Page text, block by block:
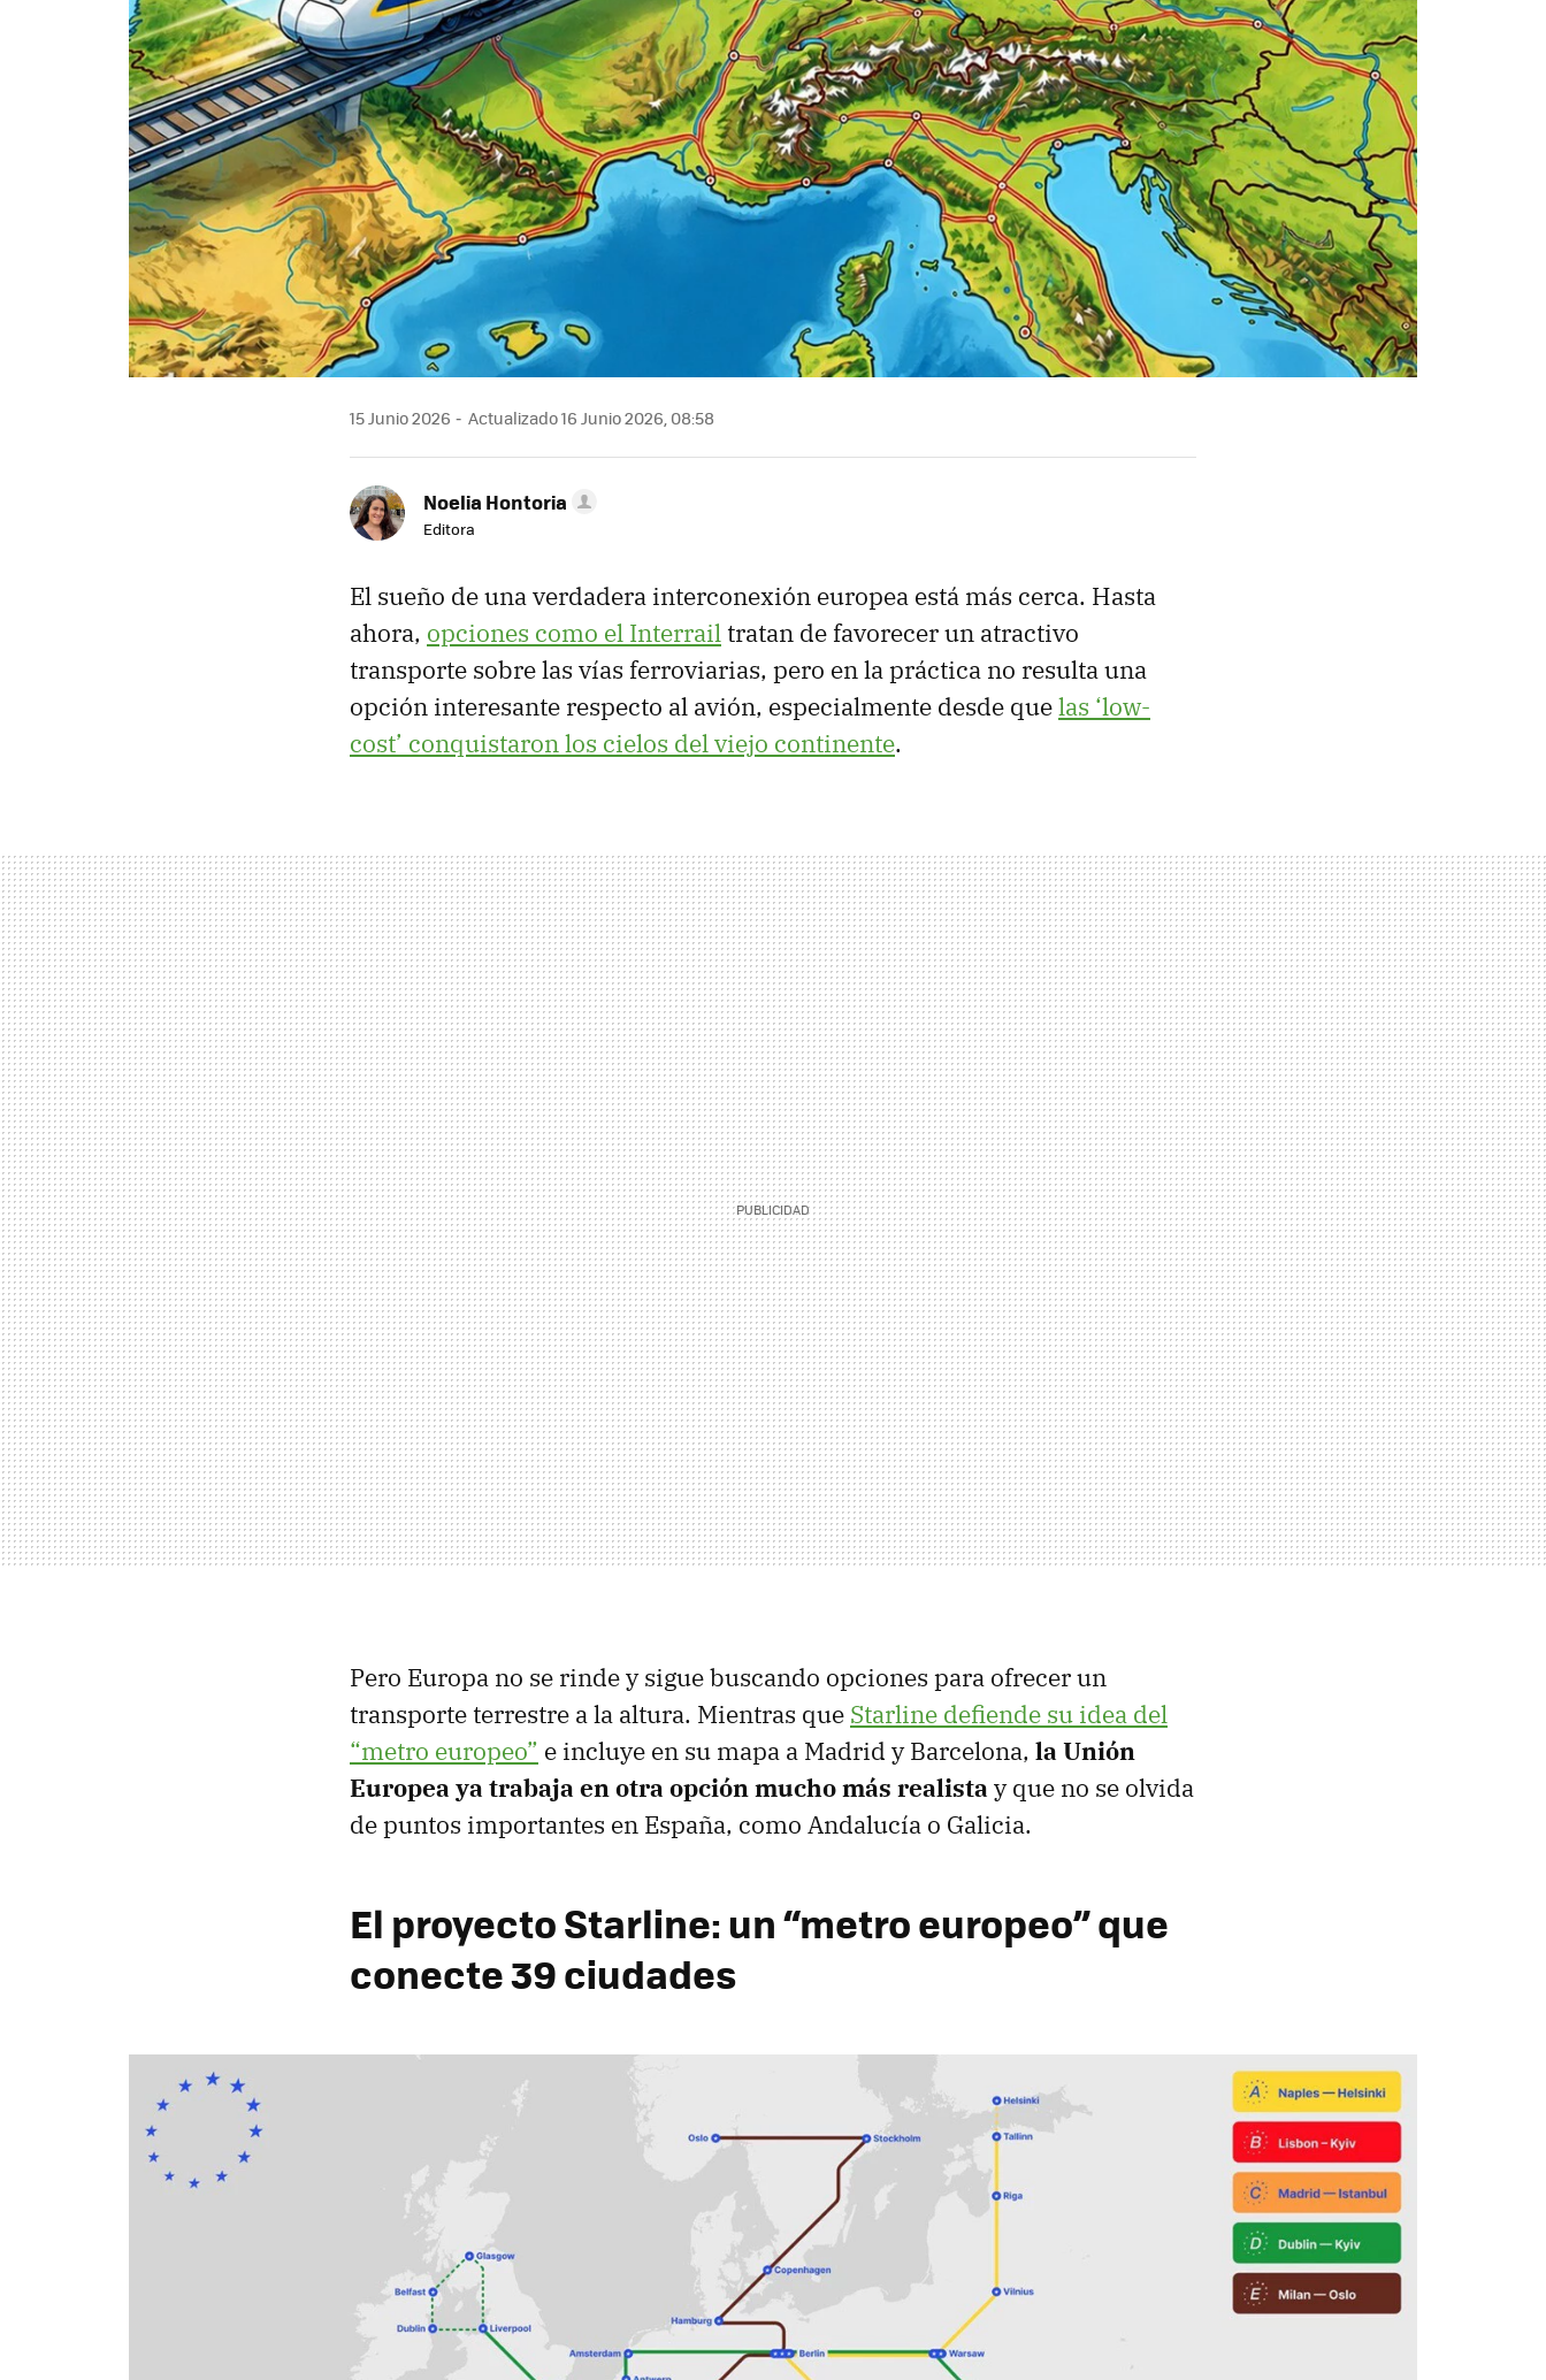
15 Junio 2026 Actualizado 16 Junio 2026, 08:58
Noelia Hontoria
Editora
El sueño de una verdadera interconexión europea está más cerca. Hasta
ahora, opciones como el Interrail tratan de favorecer un atractivo
transporte sobre las vías ferroviarias, pero en la práctica no resulta una
opción interesante respecto al avión, especialmente desde quelas ‘low-
cost’ conquistaron los cielos del viejo continente.
Pero Europa no se rinde y sigue buscando opciones para ofrecer un
transporte terrestre a la altura. Mientras que Starline defiende su idea del
“metro europeo” e incluye en su mapa a Madrid y Barcelona, la Unión
Europea ya trabaja en otra opción mucho más realista y que no se olvida
de puntos importantes en España, como Andalucía o Galicia.
El proyecto Starline: un “metro europeo” que
conecte 39 ciudades